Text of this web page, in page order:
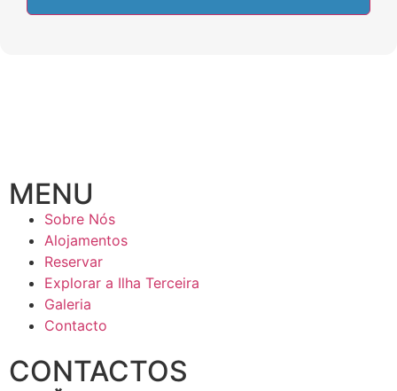
MENU
Sobre Nós
Alojamentos
Reservar
Explorar a Ilha Terceira
Galeria
Contacto
CONTACTOS